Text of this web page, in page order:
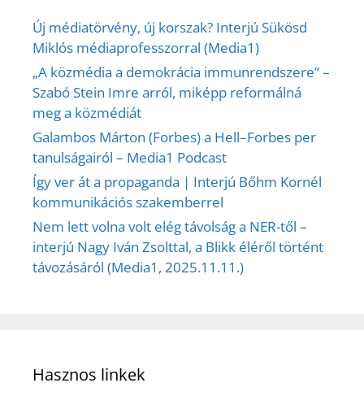
Új médiatörvény, új korszak? Interjú Sükösd
Miklós médiaprofesszorral (Media1)
„A közmédia a demokrácia immunrendszere” –
Szabó Stein Imre arról, miképp reformálná
meg a közmédiát
Galambos Márton (Forbes) a Hell–Forbes per
tanulságairól – Media1 Podcast
Így ver át a propaganda | Interjú Bőhm Kornél
kommunikációs szakemberrel
Nem lett volna volt elég távolság a NER-től –
interjú Nagy Iván Zsolttal, a Blikk éléről történt
távozásáról (Media1, 2025.11.11.)
Hasznos linkek